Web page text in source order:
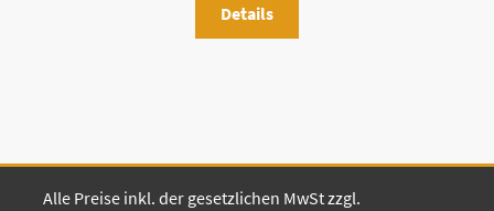
Details
Alle Preise inkl. der gesetzlichen MwSt zzgl.